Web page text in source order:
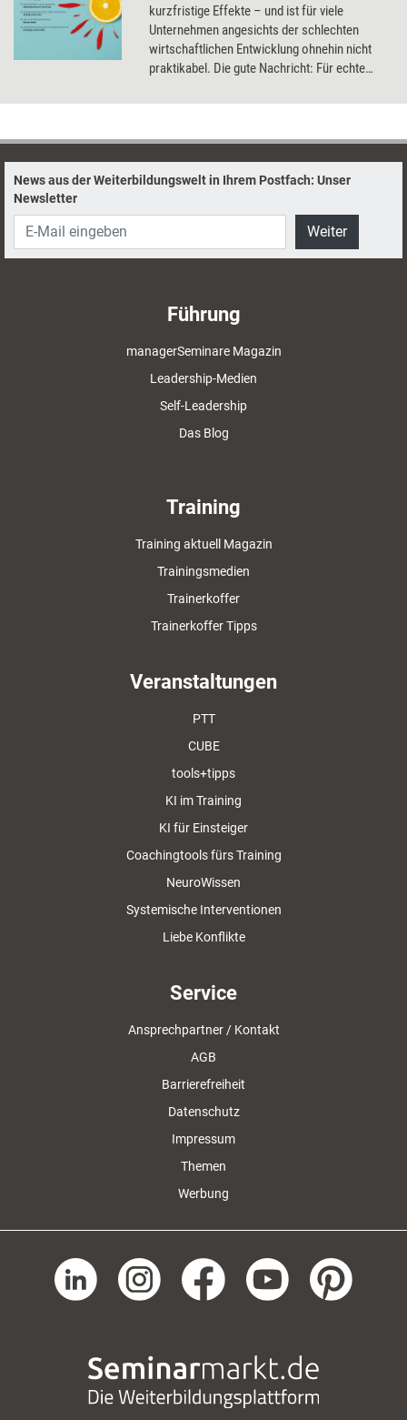
kurzfristige Effekte – und ist für viele
Unternehmen angesichts der schlechten
wirtschaftlichen Entwicklung ohnehin nicht
praktikabel. Die gute Nachricht: Für echte
andere Faktoren viel entscheidender. Welche
entwickeln lassen.
News aus der Weiterbildungswelt in Ihrem Postfach: Unser
Newsletter
Weiter
Führung
managerSeminare Magazin
Leadership-Medien
Self-Leadership
Das Blog
Training
Training aktuell Magazin
Trainingsmedien
Trainerkoffer
Trainerkoffer Tipps
Veranstaltungen
PTT
CUBE
tools+tipps
KI im Training
KI für Einsteiger
Coachingtools fürs Training
NeuroWissen
Systemische Interventionen
Liebe Konflikte
Service
Ansprechpartner / Kontakt
AGB
Barrierefreiheit
Datenschutz
Impressum
Themen
Werbung